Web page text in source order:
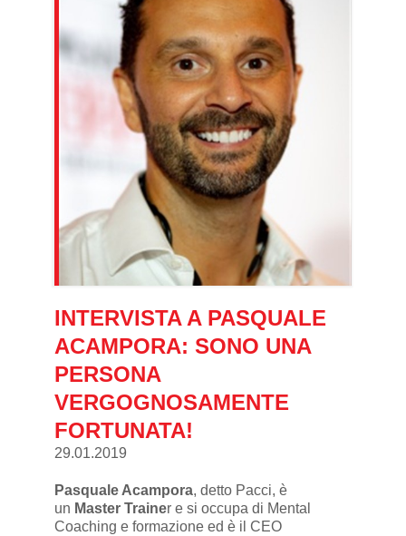
INTERVISTA A PASQUALE
ACAMPORA: SONO UNA
PERSONA
VERGOGNOSAMENTE
FORTUNATA!
29.01.2019
Pasquale Acampora, detto Pacci, è
un Master Trainer e si occupa di Mental
Coaching e formazione ed è il CEO